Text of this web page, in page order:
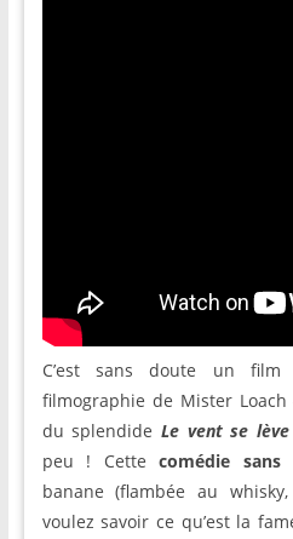
C’est sans doute un
filmographie de Mister
du splendide Le vent se lève
peu ! Cettecomédie sans
banane (flambée au
voulez savoir ce qu’est la